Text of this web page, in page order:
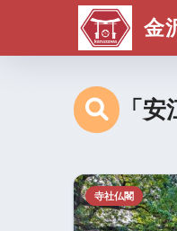
金
「
寺社仏閣